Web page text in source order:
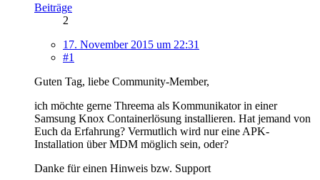
Beiträge
2
17. November 2015 um 22:31
#1
Guten Tag, liebe Community-Member,
ich möchte gerne Threema als Kommunikator in einer
Samsung Knox Containerlösung installieren. Hat jemand von
Euch da Erfahrung? Vermutlich wird nur eine APK-
Installation über MDM möglich sein, oder?
Danke für einen Hinweis bzw. Support